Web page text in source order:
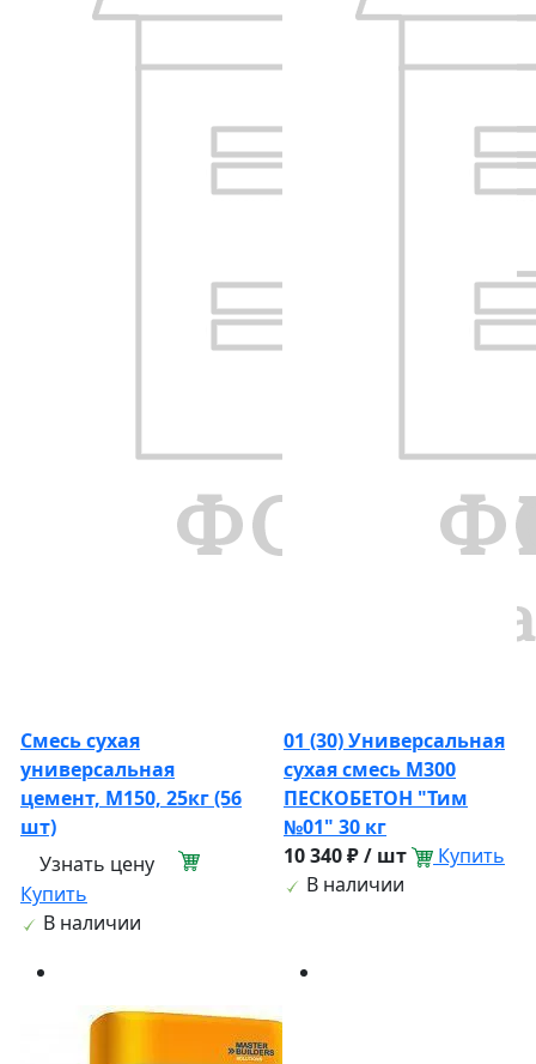
Смесь сухая
универсальная
цемент, М150, 25кг (56
шт)
Узнать цену
Купить
В наличии
01 (30) Универсальная
сухая смесь М300
ПЕСКОБЕТОН "Тим
№01" 30 кг
10 340 ₽ / шт
Купить
В наличии